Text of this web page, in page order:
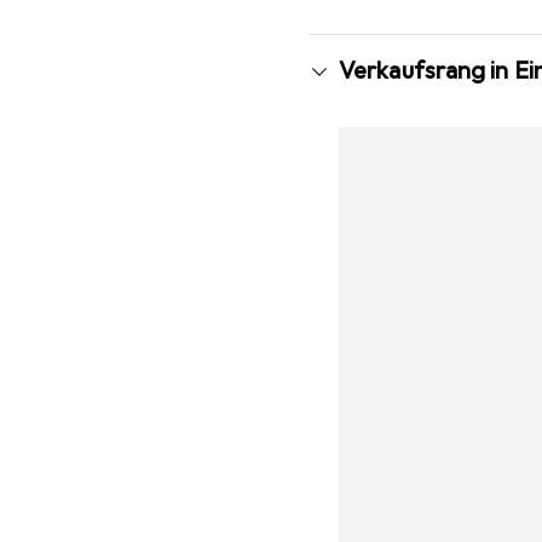
Verkaufsrang in